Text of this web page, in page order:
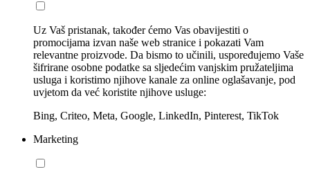
Uz Vaš pristanak, također ćemo Vas obavijestiti o
promocijama izvan naše web stranice i pokazati Vam
relevantne proizvode. Da bismo to učinili, uspoređujemo Vaše
šifrirane osobne podatke sa sljedećim vanjskim pružateljima
usluga i koristimo njihove kanale za online oglašavanje, pod
uvjetom da već koristite njihove usluge:
Bing, Criteo, Meta, Google, LinkedIn, Pinterest, TikTok
Marketing